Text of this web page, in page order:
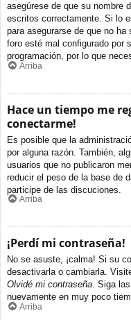
asegúrese de que su nombre
escritos correctamente. Si lo
para asegurarse de que no ha
foro esté mal configurado por
programación, por lo que
Arriba
Hace un tiempo me
conectarme!
Es posible que la
por alguna razón. También,
usuarios que no publicaron
reducir el peso de la base de
participe de las discuciones.
Arriba
¡Perdí mi contraseña!
No se asuste, ¡calma! Si su
desactivarla o cambiarla.
Olvidé mi contraseña. Siga
nuevamente en muy poco
Arriba